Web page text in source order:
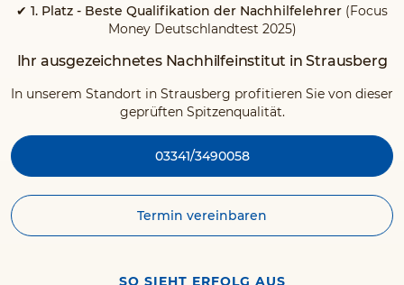
✔ 1. Platz - Beste Qualifikation der Nachhilfelehrer (Focus
Money Deutschlandtest 2025)
Ihr ausgezeichnetes Nachhilfeinstitut in Strausberg
In unserem Standort in Strausberg profitieren Sie von dieser
geprüften Spitzenqualität.
03341/3490058
Termin vereinbaren
SO SIEHT ERFOLG AUS